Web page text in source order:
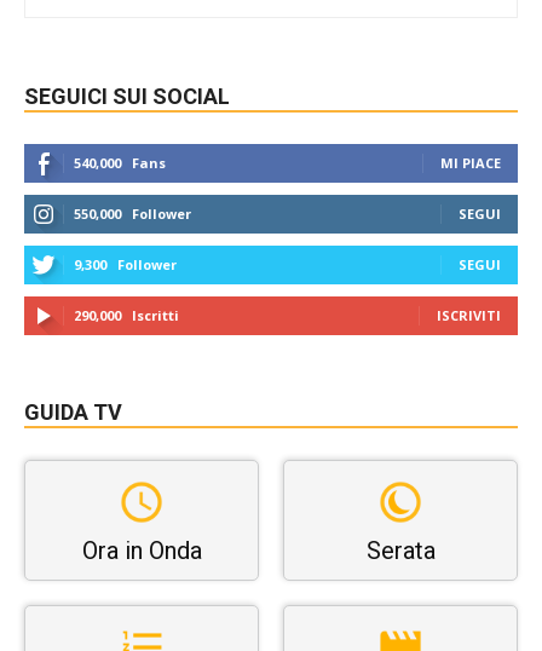
SEGUICI SUI SOCIAL
540,000 Fans MI PIACE
550,000 Follower SEGUI
9,300 Follower SEGUI
290,000 Iscritti ISCRIVITI
GUIDA TV
Ora in Onda Serata